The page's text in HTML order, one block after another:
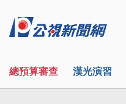
總預算審查 漢光演習